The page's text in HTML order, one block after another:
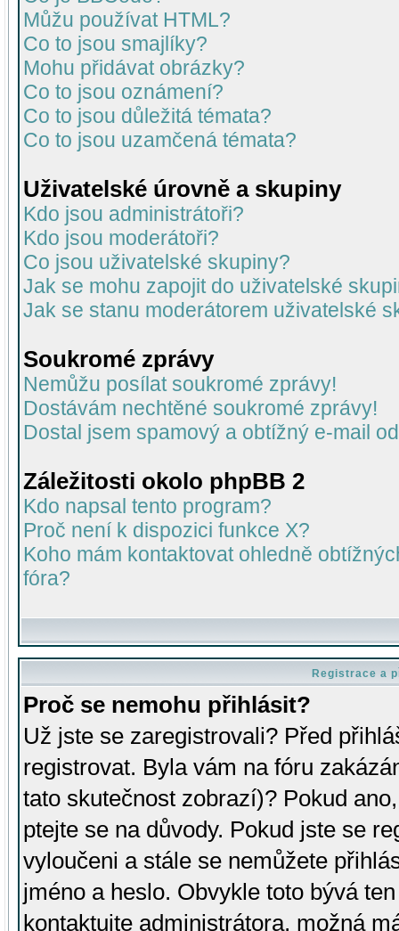
Můžu používat HTML?
Co to jsou smajlíky?
Mohu přidávat obrázky?
Co to jsou oznámení?
Co to jsou důležitá témata?
Co to jsou uzamčená témata?
Uživatelské úrovně a skupiny
Kdo jsou administrátoři?
Kdo jsou moderátoři?
Co jsou uživatelské skupiny?
Jak se mohu zapojit do uživatelské
Jak se stanu moderátorem uživatelské
Soukromé zprávy
Nemůžu posílat soukromé zprávy!
Dostávám nechtěné soukromé zprávy!
Dostal jsem spamový a obtížný e-mail
Záležitosti okolo phpBB 2
Kdo napsal tento program?
Proč není k dispozici funkce X?
Koho mám kontaktovat ohledně
fóra?
Registrace a
Proč se nemohu přihlásit?
Už jste se zaregistrovali? Před
registrovat. Byla vám na fóru
tato skutečnost zobrazí)? Pokud
ptejte se na důvody. Pokud jste se
vyloučeni a stále se nemůžete
jméno a heslo. Obvykle toto bývá
kontaktujte administrátora, možná